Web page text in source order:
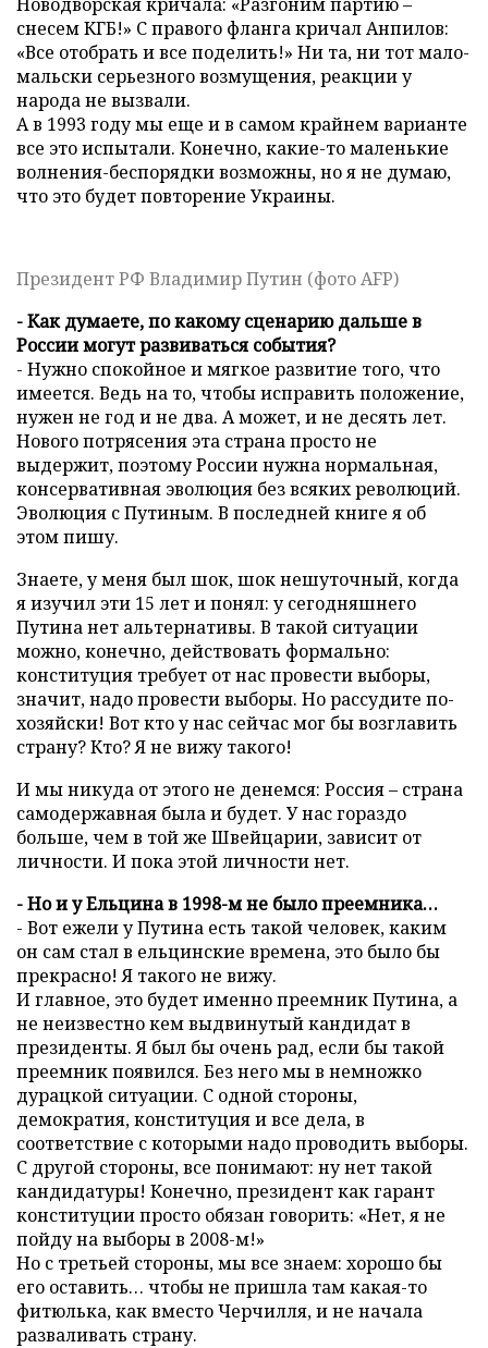
снесем КГБ!» С правого фланга кричал Анпилов:
«Все отобрать и все поделить!» Ни та, ни тот мало-
мальски серьезного возмущения, реакции у
народа не вызвали.
А в 1993 году мы еще и в самом крайнем варианте
все это испытали. Конечно, какие-то маленькие
волнения-беспорядки возможны, но я не думаю,
что это будет повторение Украины.
Президент РФ Владимир Путин (фото AFP)
- Как думаете, по какому сценарию дальше в
России могут развиваться события?
- Нужно спокойное и мягкое развитие того, что
имеется. Ведь на то, чтобы исправить положение,
нужен не год и не два. А может, и не десять лет.
Нового потрясения эта страна просто не
выдержит, поэтому России нужна нормальная,
консервативная эволюция без всяких революций.
Эволюция с Путиным. В последней книге я об
этом пишу.
Знаете, у меня был шок, шок нешуточный, когда
я изучил эти 15 лет и понял: у сегодняшнего
Путина нет альтернативы. В такой ситуации
можно, конечно, действовать формально:
конституция требует от нас провести выборы,
значит, надо провести выборы. Но рассудите по-
хозяйски! Вот кто у нас сейчас мог бы возглавить
страну? Кто? Я не вижу такого!
И мы никуда от этого не денемся: Россия – страна
самодержавная была и будет. У нас гораздо
больше, чем в той же Швейцарии, зависит от
личности. И пока этой личности нет.
- Но и у Ельцина в 1998-м не было преемника…
- Вот ежели у Путина есть такой человек, каким
он сам стал в ельцинские времена, это было бы
прекрасно! Я такого не вижу.
И главное, это будет именно преемник Путина, а
не неизвестно кем выдвинутый кандидат в
президенты. Я был бы очень рад, если бы такой
преемник появился. Без него мы в немножко
дурацкой ситуации. С одной стороны,
демократия, конституция и все дела, в
соответствие с которыми надо проводить выборы.
С другой стороны, все понимают: ну нет такой
кандидатуры! Конечно, президент как гарант
конституции просто обязан говорить: «Нет, я не
пойду на выборы в 2008-м!»
Но с третьей стороны, мы все знаем: хорошо бы
его оставить… чтобы не пришла там какая-то
фитюлька, как вместо Черчилля, и не начала
разваливать страну.